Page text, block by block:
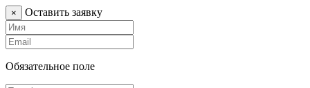
× Оставить заявку
Обязательное поле